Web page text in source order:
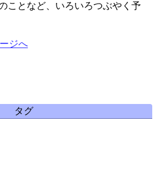
ことなど、いろいろつぶやく予
ジへ
タグ